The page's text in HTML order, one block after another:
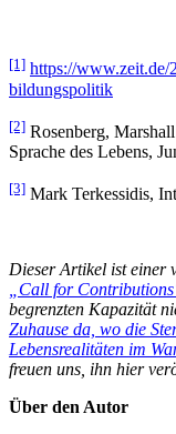
[1] https://www.zeit.de/
bildungspolitik
[2] Rosenberg,
Sprache des Lebens,
[3] Mark Terkessidis,
Dieser Artikel ist einer
„Call for
begrenzten Kapazität
Zuhause da, wo die
Lebensrealitäten im
freuen uns, ihn hier
Über den Autor